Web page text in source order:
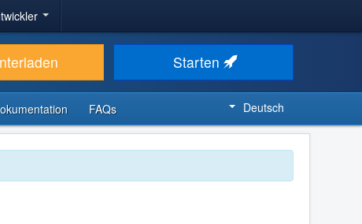
Starten
FAQs Deutsch